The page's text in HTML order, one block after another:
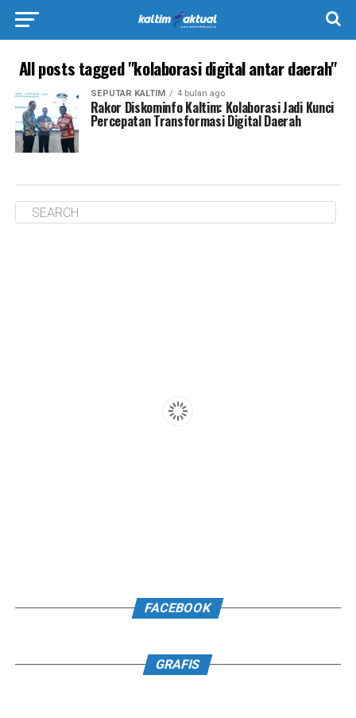
All posts tagged "kolaborasi digital antar daerah"
SEPUTAR KALTIM 4 bulan ago
Rakor Diskominfo Kaltim: Kolaborasi Jadi Kunci
Percepatan Transformasi Digital Daerah
FACEBOOK
GRAFIS